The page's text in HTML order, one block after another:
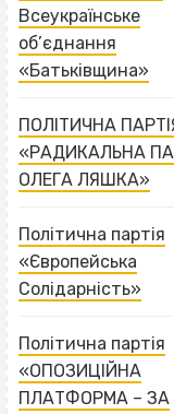
Всеукраїнське
об’єднання
«Батьківщина»
ПОЛІТИЧНА
«РАДИКАЛЬНА
ОЛЕГА ЛЯШКА»
Політична партія
«Європейська
Солідарність»
Політична партія
«ОПОЗИЦІЙНА
ПЛАТФОРМА – ЗА